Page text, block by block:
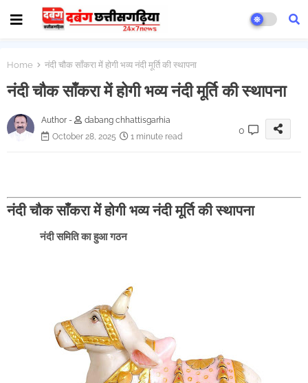
Home नंदी चौक साँकरा में होगी भव्य नंदी मूर्ति की स्थापना
नंदी चौक साँकरा में होगी भव्य नंदी मूर्ति की स्थापना
Author -
dabang chhattisgarhia
October 28, 2025
1 minute read
0
नंदी चौक साँकरा में होगी भव्य नंदी मूर्ति की स्थापना
‌‌नंदी समिति का हुआ गठन